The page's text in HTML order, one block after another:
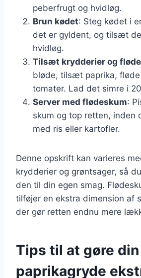
peberfrugt og hvidløg.
Brun kødet: Steg kødet i
det er gyldent, og tilsæt
hvidløg.
Tilsæt krydderier og fløde
bløde, tilsæt paprika,
tomater. Lad det simre i
Server med flødeskum:
skum og top retten, inden
med ris eller kartofler.
Denne opskrift kan varieres
krydderier og grøntsager, så
den til din egen smag.
tilføjer en ekstra dimension af
der gør retten endnu mere
Tips til at gøre din
paprikagryde